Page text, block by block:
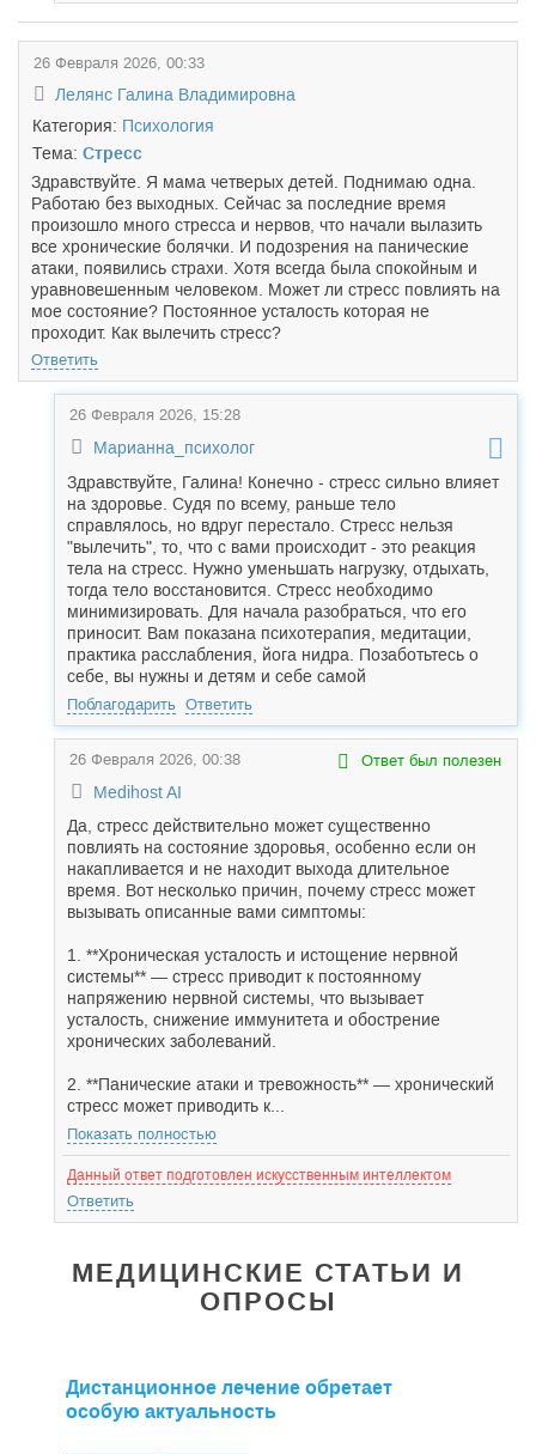
26 Февраля 2026, 00:33
Лелянс Галина Владимировна
Категория: Психология
Тема: Стресс
Здравствуйте. Я мама четверых детей. Поднимаю одна.
Работаю без выходных. Сейчас за последние время
произошло много стресса и нервов, что начали вылазить
все хронические болячки. И подозрения на панические
атаки, появились страхи. Хотя всегда была спокойным и
уравновешенным человеком. Может ли стресс повлиять на
мое состояние? Постоянное усталость которая не
проходит. Как вылечить стресс?
Ответить
26 Февраля 2026, 15:28
Марианна_психолог
Здравствуйте, Галина! Конечно - стресс сильно влияет
на здоровье. Судя по всему, раньше тело
справлялось, но вдруг перестало. Стресс нельзя
"вылечить", то, что с вами происходит - это реакция
тела на стресс. Нужно уменьшать нагрузку, отдыхать,
тогда тело восстановится. Стресс необходимо
минимизировать. Для начала разобраться, что его
приносит. Вам показана психотерапия, медитации,
практика расслабления, йога нидра. Позаботьтесь о
себе, вы нужны и детям и себе самой
Поблагодарить Ответить
26 Февраля 2026, 00:38
Medihost AI
Ответ был полезен
Да, стресс действительно может существенно
повлиять на состояние здоровья, особенно если он
накапливается и не находит выхода длительное
время. Вот несколько причин, почему стресс может
вызывать описанные вами симптомы:
1. **Хроническая усталость и истощение нервной
системы** — стресс приводит к постоянному
напряжению нервной системы, что вызывает
усталость, снижение иммунитета и обострение
хронических заболеваний.
2. **Панические атаки и тревожность** — хронический
стресс может приводить к...
Показать полностью
Данный ответ подготовлен искусственным интеллектом
Ответить
МЕДИЦИНСКИЕ СТАТЬИ И
ОПРОСЫ
Дистанционное лечение обретает
особую актуальность